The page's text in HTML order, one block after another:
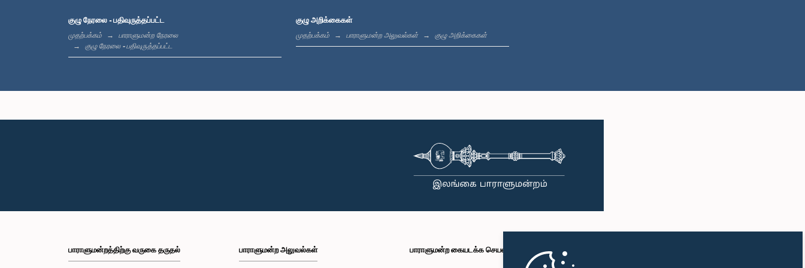
குழு நேரலை - பதிவுருத்தப்பட்ட
முதற்பக்கம்
பாராளுமன்ற நேரலை
குழு நேரலை - பதிவுருத்தப்பட்ட
குழு அறிக்கைகள்
முதற்பக்கம் பாராளுமன்ற அலுவல்கள் குழு அறிக்கைகள்
பாராளுமன்றத்திற்கு வருகை தருதல் பாராளுமன்ற அலுவல்கள் பாராளுமன்ற கையடக்க செயலி